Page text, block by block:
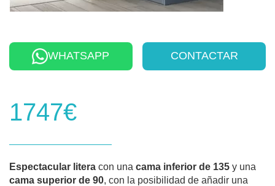
WHATSAPP CONTACTAR
1747€
Espectacular litera con una cama inferior de 135 y una
cama superior de 90, con la posibilidad de añadir una